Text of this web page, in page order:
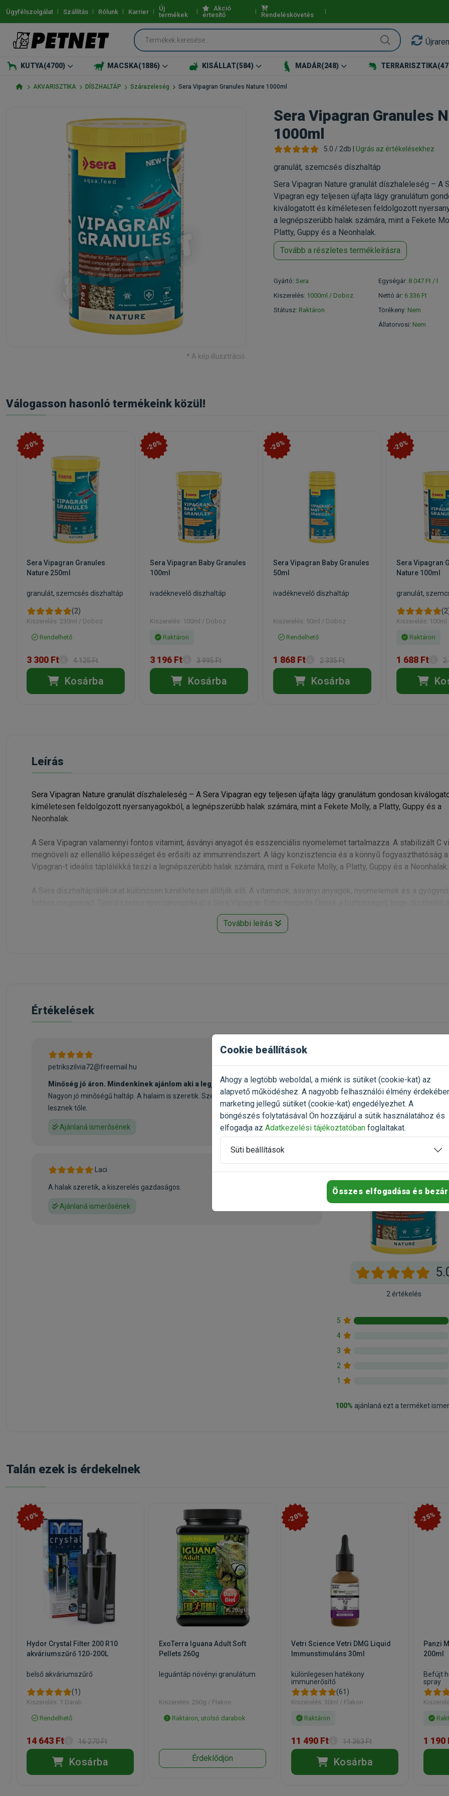
Ügyfélszolgálat Szállítás Rólunk Karrier
Új
termékek
Akció
értesítő
Rendeléskövetés
KUTYA(4700) MACSKA(1886) KISÁLLAT(584) MADÁR(248) TERRARISZTIKA
AKVARISZTIKA DÍSZHALTÁP Szárazeleség Sera Vipagran Granules Nature 1000ml
* A kép illusztráció.
Sera Vipagran Granules
1000ml
5.0 / 2db | Ugrás az értékelésekhez
granulát, szemcsés díszhaltáp
Sera Vipagran Nature granulát díszhaleleség – A
Vipagran egy teljesen újfajta lágy granulátum
kiválogatott és kíméletesen feldolgozott
a legnépszerübb halak számára, mint a Fekete
Platty, Guppy és a Neonhalak.
Tovább a részletes termékleírásra
Gyártó: Sera
Kiszerelés: 1000ml / Doboz
Státusz: Raktáron
Egységár: 8 047 Ft / l
Nettó ár: 6 336 Ft
Törékeny: Nem
Állatorvosi: Nem
Válogasson hasonló termékeink közül!
-20%
Sera Vipagran Granules
Nature 250ml
granulát, szemcsés díszhaltáp
(2)
Kiszerelés: 230ml / Doboz
Rendelhető
3 300 Ft 4 125 Ft
Kosárba
-20%
Sera Vipagran Baby Granules
100ml
ivadéknevelő díszhaltáp
Kiszerelés: 100ml / Doboz
Raktáron
3 196 Ft 3 995 Ft
Kosárba
-20%
Sera Vipagran Baby Granules
50ml
ivadéknevelő díszhaltáp
Kiszerelés: 50ml / Doboz
Rendelhető
1 868 Ft 2 335 Ft
Kosárba
-20%
Sera Vipagran
Nature 100ml
granulát,
Kiszerelés:
Raktáron
1 688 Ft 2
Leírás
Sera Vipagran Nature granulát díszhaleleség – A Sera Vipagran egy teljesen újfajta lágy granulátum gondosan
kíméletesen feldolgozott nyersanyagokból, a legnépszerübb halak számára, mint a Fekete Molly, a Platty, Guppy és a
Neonhalak.
A Sera Vipagran valamennyi fontos vitamint, ásványi anyagot és esszenciális nyomelemet tartalmazza. A stabilizált C
megnöveli az ellenálló képességet és erősíti az immunrendszert. A lágy konzisztencia és a könnyű fogyaszthatóság a
Vipagran-t ideális táplálékká teszi a legnépszerübb halak számára, mint a Fekete Molly, a Platty, Guppy és a Neonhalak.
A Sera díszhaltáplálékokat különösen kíméletesen állítják elő. A vitaminok, ásványi anyagok, nyomelemek és a
További leírás
Értékelések
Oszd meg tapasztalatod a
gazdival!
Értékelés írása
2 értékelés
5
4
3
2
1
100% ajánlaná ezt a terméket
petrikszilvia72@freemail.hu
2023.04.20.
Minőség jó áron. Mindenkinek ajánlom aki a legjobbat szeretné halainak.
Nagyon jó minőségű haltáp. A halaim is szeretik. Szépek és egészségesek
lesznek tőle.
Ajánlaná ismerősének
Laci
A halak szeretik, a kiszerelés gazdaságos.
Ajánlaná ismerősének
Talán ezek is érdekelnek
-10%
Hydor Crystal Filter 200 R10
akváriumszűrő 120-200L
belső akváriumszűrő
(1)
Kiszerelés: 1 Darab
Rendelhető
14 643 Ft 16 270 Ft
Kosárba
ExoTerra Iguana Adult Soft
Pellets 260g
leguántáp növényi granulátum
Kiszerelés: 260g / Flakon
Raktáron, utolsó darabok
Érdeklődjön
-20%
Vetri Science Vetri DMG Liquid
Immunstimuláns 30ml
különlegesen hatékony
immunerősítő
(61)
Kiszerelés: 30ml / Flakon
Raktáron
11 490 Ft 14 363 Ft
Kosárba
-25%
Panzi
200ml
Befújt
spray
1 190
Cookie beállítások
Ahogy a legtöbb weboldal, a miénk is sütiket (cookie-kat) az
alapvető működéshez. A nagyobb felhasználói élmény
marketing jellegű sütiket (cookie-kat) engedélyezhet. A
böngészés folytatásával Ön hozzájárul a sütik használatához és
elfogadja az Adatkezelési tájékoztatóban foglaltakat.
Süti beállítások
Összes elfogadása és bezár